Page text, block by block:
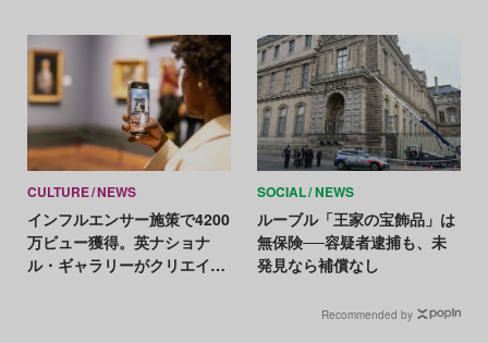
CULTURE NEWS
インフルエンサー施策で4200
万ビュー獲得。英ナショナ
ル・ギャラリーがクリエイタ
SOCIAL NEWS
ルーブル「王家の宝飾品」は
無保険──容疑者逮捕も、未
発見なら補償なし
Recommended by